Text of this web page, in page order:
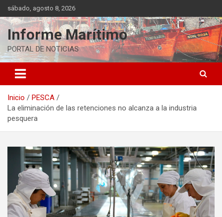
Saltar
al
contenido
sábado, agosto 8, 2026
Informe Marítimo
PORTAL DE NOTICIAS
Inicio
PESCA
La eliminación de las retenciones no alcanza a la industria
pesquera